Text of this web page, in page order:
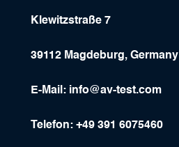
Klewitzstraße 7
39112 Magdeburg, Germany
E-Mail: info@av-test.com
Telefon: +49 391 6075460